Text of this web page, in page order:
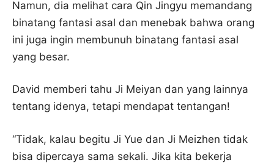
Namun, dia melihat cara Qin Jingyu memandang
binatang fantasi asal dan menebak bahwa orang
ini juga ingin membunuh binatang fantasi asal
yang besar.
David memberi tahu Ji Meiyan dan yang lainnya
tentang idenya, tetapi mendapat tentangan!
“Tidak, kalau begitu Ji Yue dan Ji Meizhen tidak
bisa dipercaya sama sekali. Jika kita bekerja